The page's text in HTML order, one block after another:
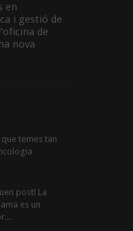
en
i gestió de
de
nova
que temes tan
post! La
es un